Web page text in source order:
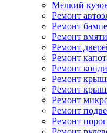
Мелкий
Ремонт
Ремонт
Ремонт
Ремонт
Ремонт
Ремонт
Ремонт
Ремонт
Ремонт
Ремонт
Ремонт